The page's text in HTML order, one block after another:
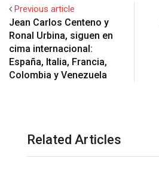
Previous article
Jean Carlos Centeno y
Ronal Urbina, siguen en
cima internacional:
España, Italia, Francia,
Colombia y Venezuela
Related Articles